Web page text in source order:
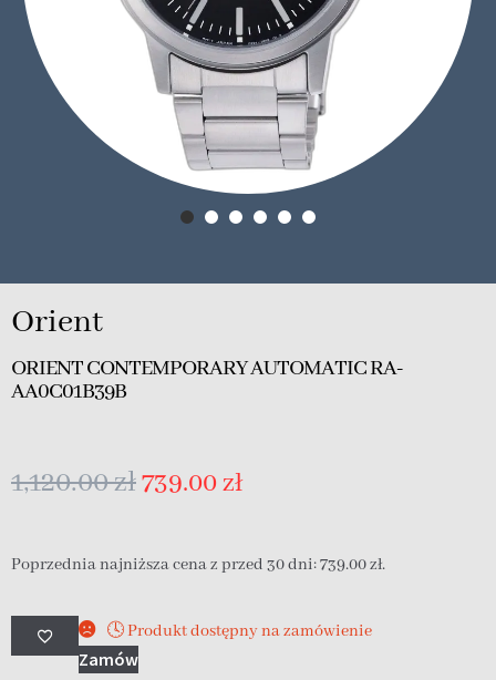
Orient
ORIENT CONTEMPORARY AUTOMATIC RA-
AA0C01B39B
1,120.00zł739.00zł
Poprzednia najniższa cena z przed 30 dni:739.00zł.
🕓 Produkt dostępny na zamówienie
Zamów